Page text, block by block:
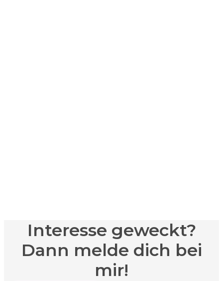
Interesse geweckt?
Dann melde dich bei
mir!